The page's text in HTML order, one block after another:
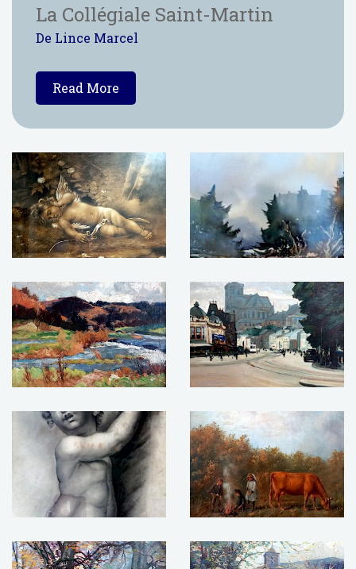
La Collégiale Saint-Martin
De Lince Marcel
Read More